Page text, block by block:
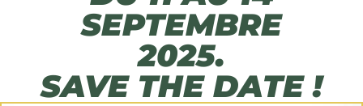
SEPTEMBRE
2025.
SAVE THE DATE !